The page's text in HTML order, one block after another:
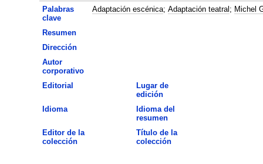
Palabras
clave
Adaptación escénica; Adaptación teatral ; Michel
Resumen
Dirección
Autor
corporativo
Editorial
Lugar de
edición
Idioma
Idioma del
resumen
Editor de la
colección
Título de la
colección